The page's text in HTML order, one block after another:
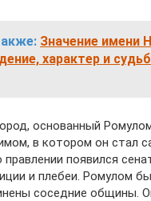
Значение имени
характер и
основанный
в котором он стал
правлении появился
и плебеи. Ромулом
соседние общины.